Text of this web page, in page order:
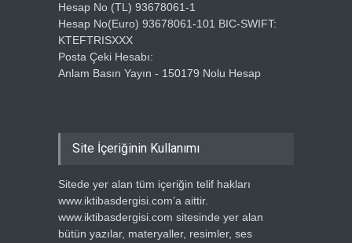
Hesap No (TL) 93678061-1
Hesap No(Euro) 93678061-101 BIC-SWIFT:
KTEFTRISXXX
Posta Çeki Hesabı:
Anlam Basın Yayın - 150179 Nolu Hesap
Site İçeriğinin Kullanımı
Sitede yer alan tüm içeriğin telif hakları
www.iktibasdergisi.com’a aittir.
www.iktibasdergisi.com sitesinde yer alan
bütün yazılar, materyaller, resimler, ses